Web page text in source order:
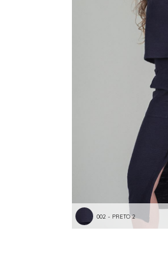
002 - PRETO 2